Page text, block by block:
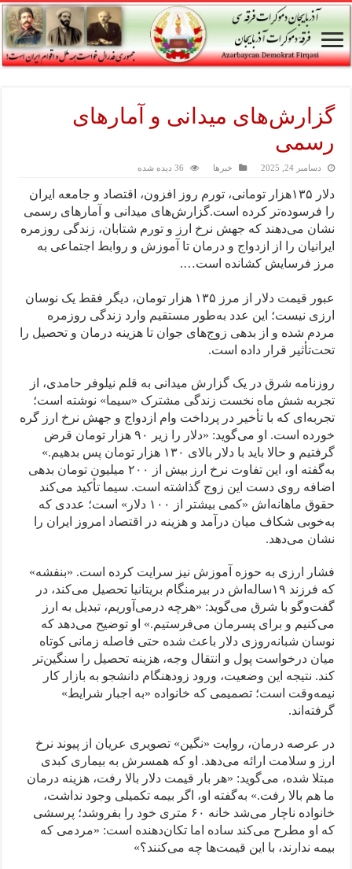
گزارش‌های میدانی و آمارهای
رسمی
دسامبر 24, 2025 خبرها 36 دیده شده
دلار ۱۳۵هزار تومانی، تورم روز افزون، اقتصاد و جامعه ایران
را فرسوده‌تر کرده است.گزارش‌های میدانی و آمارهای رسمی
نشان می‌دهند که جهش نرخ ارز و تورم شتابان، زندگی روزمره
ایرانیان را از ازدواج و درمان تا آموزش و روابط اجتماعی به
مرز فرسایش کشانده است….
عبور قیمت دلار از مرز ۱۳۵ هزار تومان، دیگر فقط یک نوسان
ارزی نیست؛ این عدد به‌طور مستقیم وارد زندگی روزمره
مردم شده و از بدهی زوج‌های جوان تا هزینه درمان و تحصیل را
تحت‌تأثیر قرار داده است.
روزنامه شرق در یک گزارش میدانی به قلم نیلوفر حامدی، از
تجربه شش ماه نخست زندگی مشترک «سیما» نوشته است؛
تجربه‌ای که با تأخیر در پرداخت وام ازدواج و جهش نرخ ارز گره
خورده است. او می‌گوید: «دلار را زیر ۹۰ هزار تومان قرض
گرفتیم و حالا باید با دلار بالای ۱۳۰ هزار تومان پس بدهیم.»
به‌گفته او، این تفاوت نرخ ارز بیش از ۲۰۰ میلیون تومان بدهی
اضافه روی دست این زوج گذاشته است. سیما تأکید می‌کند
حقوق ماهانه‌اش «کمی بیشتر از ۱۰۰ دلار» است؛ عددی که
به‌خوبی شکاف میان درآمد و هزینه در اقتصاد امروز ایران را
نشان می‌دهد.
فشار ارزی به حوزه آموزش نیز سرایت کرده است. «بنفشه»
که فرزند ۱۹ساله‌اش در بیرمنگام بریتانیا تحصیل می‌کند، در
گفت‌وگو با شرق می‌گوید: «هرچه درمی‌آوریم، تبدیل به ارز
می‌کنیم و برای پسرمان می‌فرستیم.» او توضیح می‌دهد که
نوسان شبانه‌روزی دلار باعث شده حتی فاصله زمانی کوتاه
میان درخواست پول و انتقال وجه، هزینه تحصیل را سنگین‌تر
کند. نتیجه این وضعیت، ورود زودهنگام دانشجو به بازار کار
نیمه‌وقت است؛ تصمیمی که خانواده «به اجبار شرایط»
گرفته‌اند.
در عرصه درمان، روایت «نگین» تصویری عریان از پیوند نرخ
ارز و سلامت ارائه می‌دهد. او که همسرش به بیماری کبدی
مبتلا شده، می‌گوید: «هر بار قیمت دلار بالا رفت، هزینه درمان
ما هم بالا رفت.» به‌گفته او، اگر بیمه تکمیلی وجود نداشت،
خانواده ناچار می‌شد خانه ۶۰ متری خود را بفروشد؛ پرسشی
که او مطرح می‌کند ساده اما تکان‌دهنده است: «مردمی که
بیمه ندارند، با این قیمت‌ها چه می‌کنند؟»